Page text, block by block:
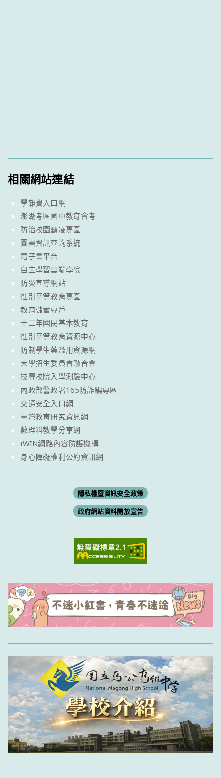
相關網站連結
學雜費入口網
澎湖考區國中教育會考
防治校園霸凌專區
圖書資訊查詢系統
電子書平台
自主學習雲端學院
防災宣導網站
性別平等教育專區
教育儲蓄專戶
十二年國民基本教育
性別平等教育資源中心
防制學生藥濫用資源網
大學招生委員會聯合會
技專校院入學測驗中心
內政部警政署165防詐騙專區
交通安全入口網
臺灣教育研究資訊網
數理科教學分享網
iWIN網路內容防護機構
身心障礙權利公約資訊網
隱私權暨資訊安全政策
政府網站資料開放宣告